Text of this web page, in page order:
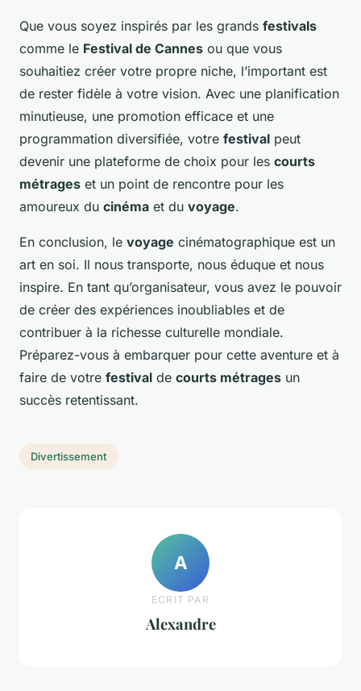
Que vous soyez inspirés par les grands festivals
comme le Festival de Cannes ou que vous
souhaitiez créer votre propre niche, l’important est
de rester fidèle à votre vision. Avec une planification
minutieuse, une promotion efficace et une
programmation diversifiée, votre festival peut
devenir une plateforme de choix pour les courts
métrages et un point de rencontre pour les
amoureux du cinéma et du voyage.
En conclusion, le voyage cinématographique est un
art en soi. Il nous transporte, nous éduque et nous
inspire. En tant qu’organisateur, vous avez le pouvoir
de créer des expériences inoubliables et de
contribuer à la richesse culturelle mondiale.
Préparez-vous à embarquer pour cette aventure et à
faire de votre festival de courts métrages un
succès retentissant.
Divertissement
A
ECRIT PAR
Alexandre